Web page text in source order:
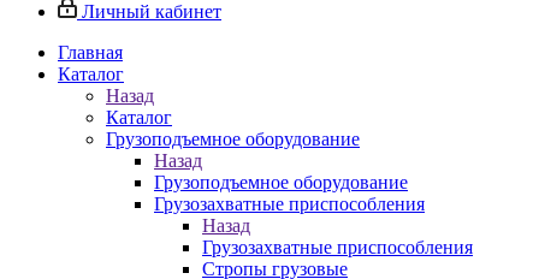
Личный кабинет
Главная
Каталог
Назад
Каталог
Грузоподъемное оборудование
Назад
Грузоподъемное оборудование
Грузозахватные приспособления
Назад
Грузозахватные приспособления
Стропы грузовые